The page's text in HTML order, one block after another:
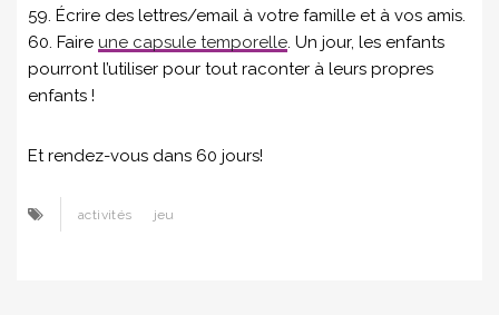
59. Écrire des lettres/email à votre famille et à vos amis.
60. Faire une capsule temporelle. Un jour, les enfants
pourront l’utiliser pour tout raconter à leurs propres
enfants !
Et rendez-vous dans 60 jours!
activités jeu